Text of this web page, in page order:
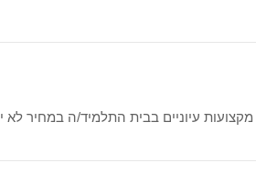
מקצועות עיוניים בבית התלמיד/ה במחיר לא